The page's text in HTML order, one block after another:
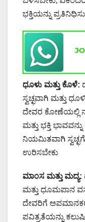
ಭಕ್ತಿಯನ್ನು
ಧೂಳು ಮತ್ತು ಕೊಳೆ:
ಸ್ವಚ್ಛವಾಗಿ ಮತ್ತು
ದೇವರ ಕೋಣೆಯಲ್ಲಿ
ಮತ್ತು ಭಕ್ತಿ
ನಿಯಮಿತವಾಗಿ
ಉರಿಸಬೇಕು
ಮಾಂಸ ಮತ್ತು ಮದ್ಯ:
ಮತ್ತು ಧೂಮಪಾನ
ದೇವರಿಗೆ
ಪವಿತ್ರತೆಯನ್ನು